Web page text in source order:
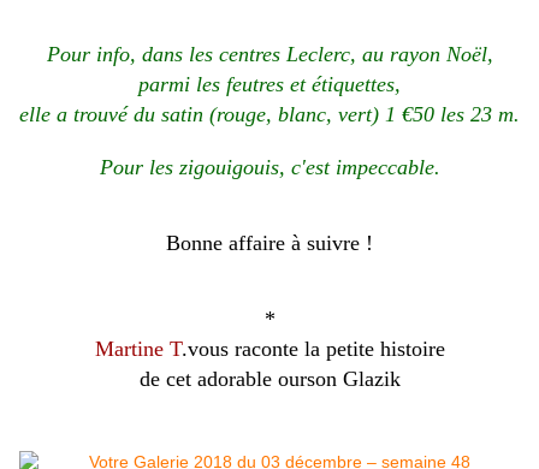
Pour info, dans les centres Leclerc, au rayon Noël,
parmi les feutres et étiquettes,
elle a trouvé du satin (rouge, blanc, vert) 1 €50 les 23 m.
Pour les zigouigouis, c'est impeccable.
Bonne affaire à suivre !
*
Martine T.vous raconte la petite histoire
de cet adorable ourson Glazik